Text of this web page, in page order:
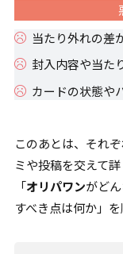
当たり外れの差
封入内容や当た
カードの状態や
このあとは、それ
ミや投稿を交えて
「オリパワンがど
すべき点は何か」